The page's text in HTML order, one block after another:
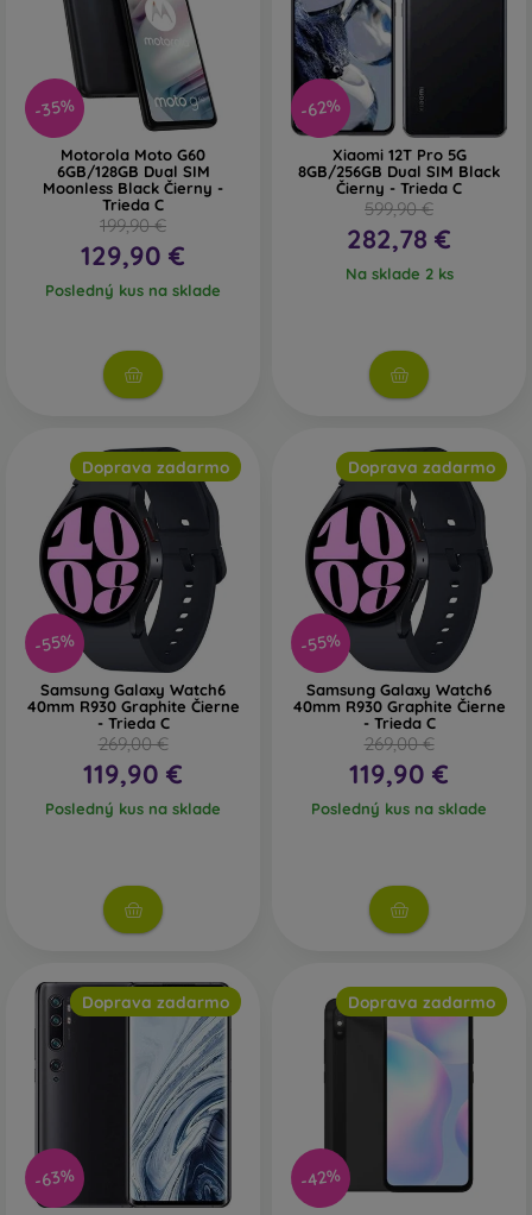
-35%
Motorola Moto G60
6GB/128GB Dual SIM
Moonless Black Čierny -
Trieda C
199,90 €
129,90 €
Posledný kus na sklade
-62%
Xiaomi 12T Pro 5G
8GB/256GB Dual SIM Black
Čierny - Trieda C
599,90 €
282,78 €
Na sklade 2 ks
-55%
Doprava zadarmo
Samsung Galaxy Watch6
40mm R930 Graphite Čierne
- Trieda C
269,00 €
119,90 €
Posledný kus na sklade
-55%
Doprava zadarmo
Samsung Galaxy Watch6
40mm R930 Graphite Čierne
- Trieda C
269,00 €
119,90 €
Posledný kus na sklade
-63%
Doprava zadarmo
-42%
Doprava zadarmo